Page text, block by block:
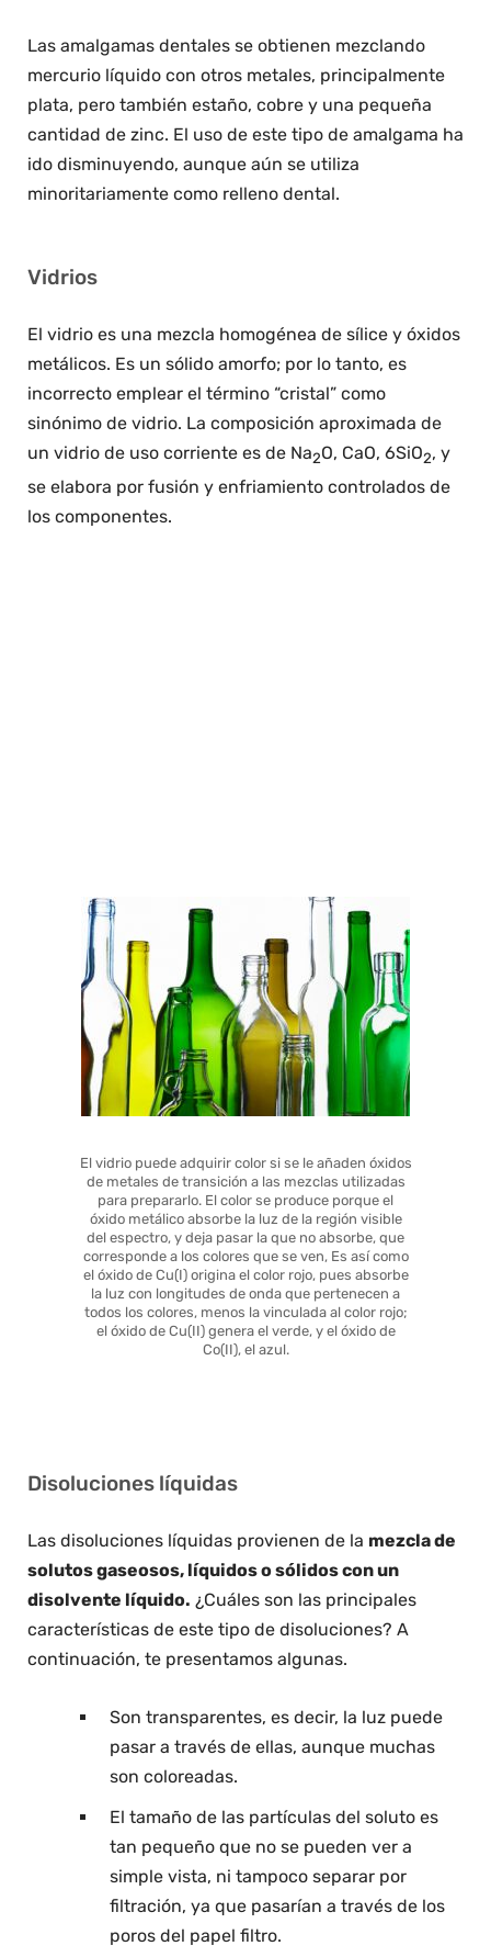
Las amalgamas dentales se obtienen mezclando
mercurio líquido con otros metales, principalmente
plata, pero también estaño, cobre y una pequeña
cantidad de zinc. El uso de este tipo de amalgama ha
ido disminuyendo, aunque aún se utiliza
minoritariamente como relleno dental.
Vidrios
El vidrio es una mezcla homogénea de sílice y óxidos
metálicos. Es un sólido amorfo; por lo tanto, es
incorrecto emplear el término “cristal” como
sinónimo de vidrio. La composición aproximada de
un vidrio de uso corriente es de Na2O, CaO, 6SiO2, y
se elabora por fusión y enfriamiento controlados de
los componentes.
El vidrio puede adquirir color si se le añaden óxidos
de metales de transición a las mezclas utilizadas
para prepararlo. El color se produce porque el
óxido metálico absorbe la luz de la región visible
del espectro, y deja pasar la que no absorbe, que
corresponde a los colores que se ven, Es así como
el óxido de Cu(I) origina el color rojo, pues absorbe
la luz con longitudes de onda que pertenecen a
todos los colores, menos la vinculada al color rojo;
el óxido de Cu(II) genera el verde, y el óxido de
Co(II), el azul.
Disoluciones líquidas
Las disoluciones líquidas provienen de la mezcla de
solutos gaseosos, líquidos o sólidos con un
disolvente líquido. ¿Cuáles son las principales
características de este tipo de disoluciones? A
continuación, te presentamos algunas.
Son transparentes, es decir, la luz puede
pasar a través de ellas, aunque muchas
son coloreadas.
El tamaño de las partículas del soluto es
tan pequeño que no se pueden ver a
simple vista, ni tampoco separar por
filtración, ya que pasarían a través de los
poros del papel filtro.